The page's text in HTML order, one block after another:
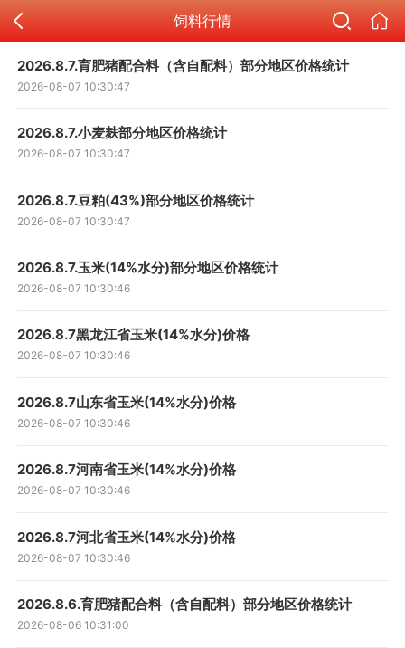
饲料行情
2026.8.7.育肥猪配合料（含自配料）部分地区价格统计
2026-08-07 10:30:47
2026.8.7.小麦麸部分地区价格统计
2026-08-07 10:30:47
2026.8.7.豆粕(43%)部分地区价格统计
2026-08-07 10:30:47
2026.8.7.玉米(14%水分)部分地区价格统计
2026-08-07 10:30:46
2026.8.7黑龙江省玉米(14%水分)价格
2026-08-07 10:30:46
2026.8.7山东省玉米(14%水分)价格
2026-08-07 10:30:46
2026.8.7河南省玉米(14%水分)价格
2026-08-07 10:30:46
2026.8.7河北省玉米(14%水分)价格
2026-08-07 10:30:46
2026.8.6.育肥猪配合料（含自配料）部分地区价格统计
2026-08-06 10:31:00